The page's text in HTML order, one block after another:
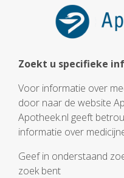
Zoekt u specifieke
Voor informatie over
door naar de website
Apotheek.nl geeft
informatie over
Geef in onderstaand
zoek bent